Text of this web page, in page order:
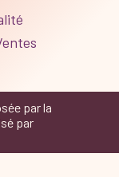
par la
par